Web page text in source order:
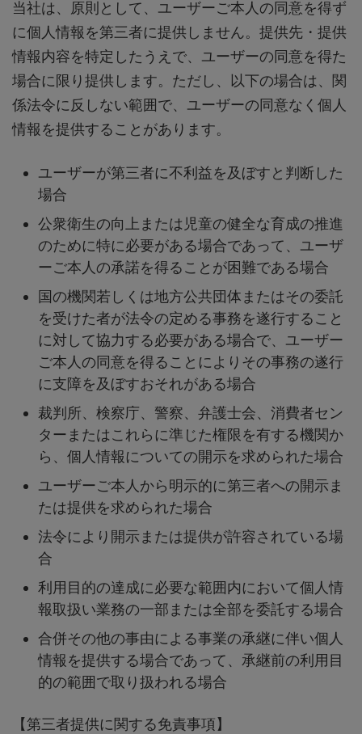
当社は、原則として、ユーザーご本人の同意を得ず
に個人情報を第三者に提供しません。提供先・提供
情報内容を特定したうえで、ユーザーの同意を得た
場合に限り提供します。ただし、以下の場合は、関
係法令に反しない範囲で、ユーザーの同意なく個人
情報を提供することがあります。
ユーザーが第三者に不利益を及ぼすと判断した
場合
公衆衛生の向上または児童の健全な育成の推進
のために特に必要がある場合であって、ユーザ
ーご本人の承諾を得ることが困難である場合
国の機関若しくは地方公共団体またはその委託
を受けた者が法令の定める事務を遂行すること
に対して協力する必要がある場合で、ユーザー
ご本人の同意を得ることによりその事務の遂行
に支障を及ぼすおそれがある場合
裁判所、検察庁、警察、弁護士会、消費者セン
ターまたはこれらに準じた権限を有する機関か
ら、個人情報についての開示を求められた場合
ユーザーご本人から明示的に第三者への開示ま
たは提供を求められた場合
法令により開示または提供が許容されている場
合
利用目的の達成に必要な範囲内において個人情
報取扱い業務の一部または全部を委託する場合
合併その他の事由による事業の承継に伴い個人
情報を提供する場合であって、承継前の利用目
的の範囲で取り扱われる場合
【第三者提供に関する免責事項】